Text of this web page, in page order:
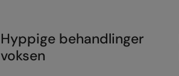
Hyppige behandlinger
voksen